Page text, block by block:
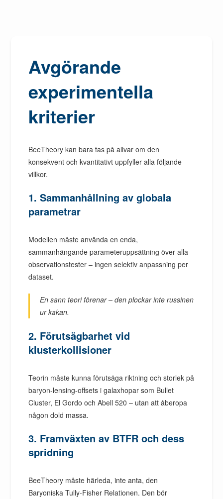
Avgörande
experimentella
kriterier
BeeTheory kan bara tas på allvar om den
konsekvent och kvantitativt uppfyller alla följande
villkor.
1. Sammanhållning av globala
parametrar
Modellen måste använda en enda,
sammanhängande parameteruppsättning över alla
observationstester – ingen selektiv anpassning per
dataset.
En sann teori förenar – den plockar inte russinen
ur kakan.
2. Förutsägbarhet vid
klusterkollisioner
Teorin måste kunna förutsäga riktning och storlek på
baryon-lensing-offsets i galaxhopar som Bullet
Cluster, El Gordo och Abell 520 – utan att åberopa
någon dold massa.
3. Framväxten av BTFR och dess
spridning
BeeTheory måste härleda, inte anta, den
Baryoniska Tully-Fisher Relationen. Den bör